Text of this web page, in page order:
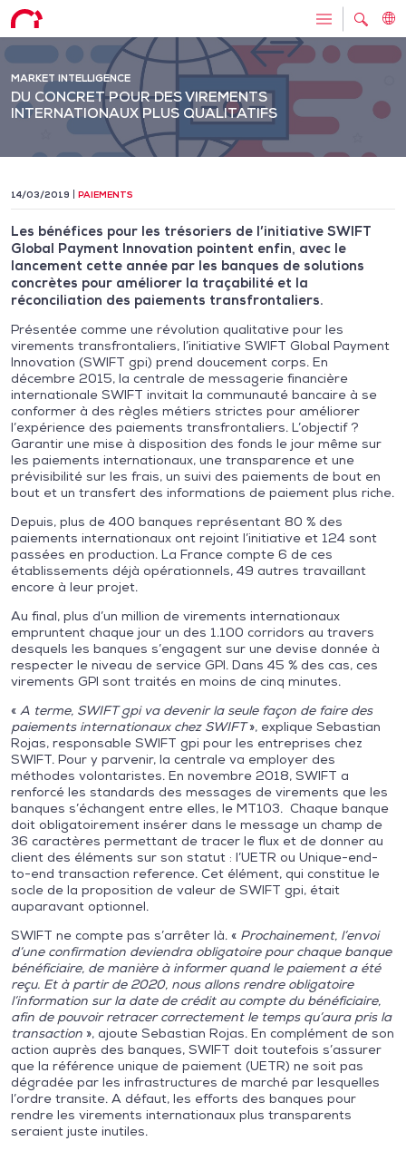
MARKET INTELLIGENCE
DU CONCRET POUR DES VIREMENTS
INTERNATIONAUX PLUS QUALITATIFS
14/03/2019 PAIEMENTS
Les bénéfices pour les trésoriers de l’initiative SWIFT
Global Payment Innovation pointent enfin, avec le
lancement cette année par les banques de solutions
concrètes pour améliorer la traçabilité et la
réconciliation des paiements transfrontaliers.
Présentée comme une révolution qualitative pour les
virements transfrontaliers, l’initiative SWIFT Global Payment
Innovation (SWIFT gpi) prend doucement corps. En
décembre 2015, la centrale de messagerie financière
internationale SWIFT invitait la communauté bancaire à se
conformer à des règles métiers strictes pour améliorer
l’expérience des paiements transfrontaliers. L’objectif ?
Garantir une mise à disposition des fonds le jour même sur
les paiements internationaux, une transparence et une
prévisibilité sur les frais, un suivi des paiements de bout en
bout et un transfert des informations de paiement plus riche.
Depuis, plus de 400 banques représentant 80 % des
paiements internationaux ont rejoint l’initiative et 124 sont
passées en production. La France compte 6 de ces
établissements déjà opérationnels, 49 autres travaillant
encore à leur projet.
Au final, plus d’un million de virements internationaux
empruntent chaque jour un des 1.100 corridors au travers
desquels les banques s’engagent sur une devise donnée à
respecter le niveau de service GPI. Dans 45 % des cas, ces
virements GPI sont traités en moins de cinq minutes.
« A terme, SWIFT gpi va devenir la seule façon de faire des
paiements internationaux chez SWIFT», explique Sebastian
Rojas, responsable SWIFT gpi pour les entreprises chez
SWIFT. Pour y parvenir, la centrale va employer des
méthodes volontaristes. En novembre 2018, SWIFT a
renforcé les standards des messages de virements que les
banques s’échangent entre elles, le MT103. Chaque banque
doit obligatoirement insérer dans le message un champ de
36 caractères permettant de tracer le flux et de donner au
client des éléments sur son statut : l’UETR ou Unique-end-
to-end transaction reference. Cet élément, qui constitue le
socle de la proposition de valeur de SWIFT gpi, était
auparavant optionnel.
SWIFT ne compte pas s’arrêter là. « Prochainement, l’envoi
d’une confirmation deviendra obligatoire pour chaque banque
bénéficiaire, de manière à informer quand le paiement a été
reçu. Et à partir de 2020, nous allons rendre obligatoire
l’information sur la date de crédit au compte du bénéficiaire,
afin de pouvoir retracer correctement le temps qu’aura pris la
transaction », ajoute Sebastian Rojas. En complément de son
action auprès des banques, SWIFT doit toutefois s’assurer
que la référence unique de paiement (UETR) ne soit pas
dégradée par les infrastructures de marché par lesquelles
l’ordre transite. A défaut, les efforts des banques pour
rendre les virements internationaux plus transparents
seraient juste inutiles.